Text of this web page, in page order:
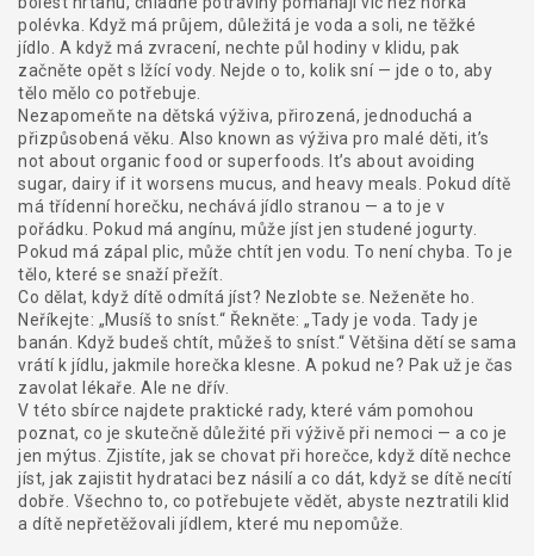
polévka. Když má průjem, důležitá je voda a soli, ne těžké
jídlo. A když má zvracení, nechte půl hodiny v klidu, pak
začněte opět s lžící vody. Nejde o to, kolik sní — jde o to, aby
tělo mělo co potřebuje.
Nezapomeňte na dětská výživa, přirozená, jednoduchá a
přizpůsobená věku . Also known as výživa pro malé děti, it’s
not about organic food or superfoods. It’s about avoiding
sugar, dairy if it worsens mucus, and heavy meals. Pokud dítě
má třídenní horečku, nechává jídlo stranou — a to je v
pořádku. Pokud má angínu, může jíst jen studené jogurty.
Pokud má zápal plic, může chtít jen vodu. To není chyba. To je
tělo, které se snaží přežít.
Co dělat, když dítě odmítá jíst? Nezlobte se. Neženěte ho.
Neříkejte: „Musíš to sníst.“ Řekněte: „Tady je voda. Tady je
banán. Když budeš chtít, můžeš to sníst.“ Většina dětí se sama
vrátí k jídlu, jakmile horečka klesne. A pokud ne? Pak už je čas
zavolat lékaře. Ale ne dřív.
V této sbírce najdete praktické rady, které vám pomohou
poznat, co je skutečně důležité při výživě při nemoci — a co je
jen mýtus. Zjistíte, jak se chovat při horečce, když dítě nechce
jíst, jak zajistit hydrataci bez násilí a co dát, když se dítě necítí
dobře. Všechno to, co potřebujete vědět, abyste neztratili klid
a dítě nepřetěžovali jídlem, které mu nepomůže.